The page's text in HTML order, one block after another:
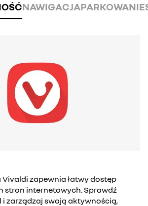
NAWIGACJAPARKOWANIE
zapewnia łatwy dostęp
stron internetowych. Sprawdź
i zarządzaj swoją aktywnością,